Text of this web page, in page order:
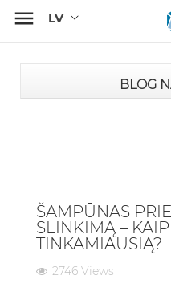

BLOG
ŠAMPŪNAS
SLINKIMĄ –
TINKAMIAUSIĄ?
2746 Views